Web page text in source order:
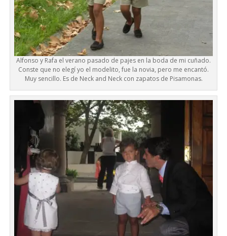
Alfonso y Rafa el verano pasado de pajes en la boda de mi cuñado.
Conste que no elegí yo el modelito, fue la novia, pero me encantó.
Muy sencillo. Es de Neck and Neck con zapatos de Pisamonas.